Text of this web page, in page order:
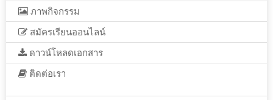
ภาพกิจกรรม
สมัครเรียนออนไลน์
ดาวน์โหลดเอกสาร
ติดต่อเรา